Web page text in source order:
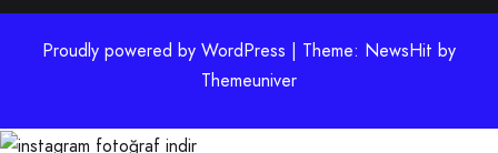
Proudly powered by WordPress | Theme: NewsHit by
Themeuniver